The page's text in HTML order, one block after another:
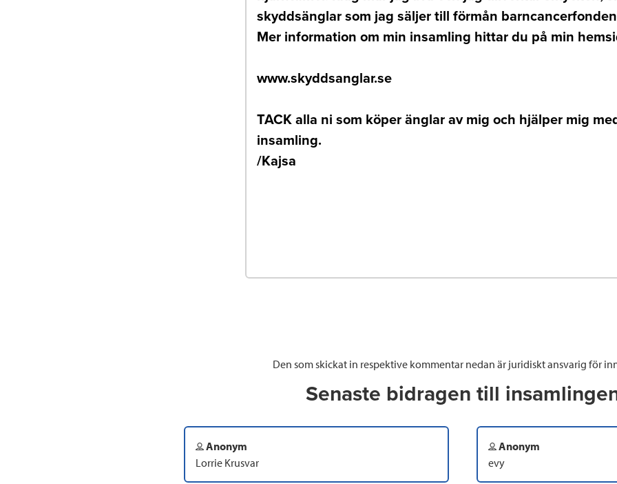
skyddsänglar som jag säljer till förmån
Mer information om min insamling hittar du på min
www.skyddsanglar.se
TACK alla ni som köper änglar av mig och hjälper mig
insamling.
/Kajsa
Den som skickat in respektive kommentar nedan är juridiskt ansvarig för
Senaste bidragen till
Anonym
Lorrie Krusvar
Anonym
evy